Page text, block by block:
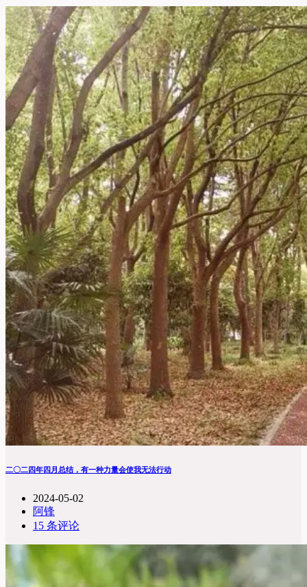
二〇二四年四月总结，有一种力量会使我无法行动
2024-05-02
阿锋
15 条评论